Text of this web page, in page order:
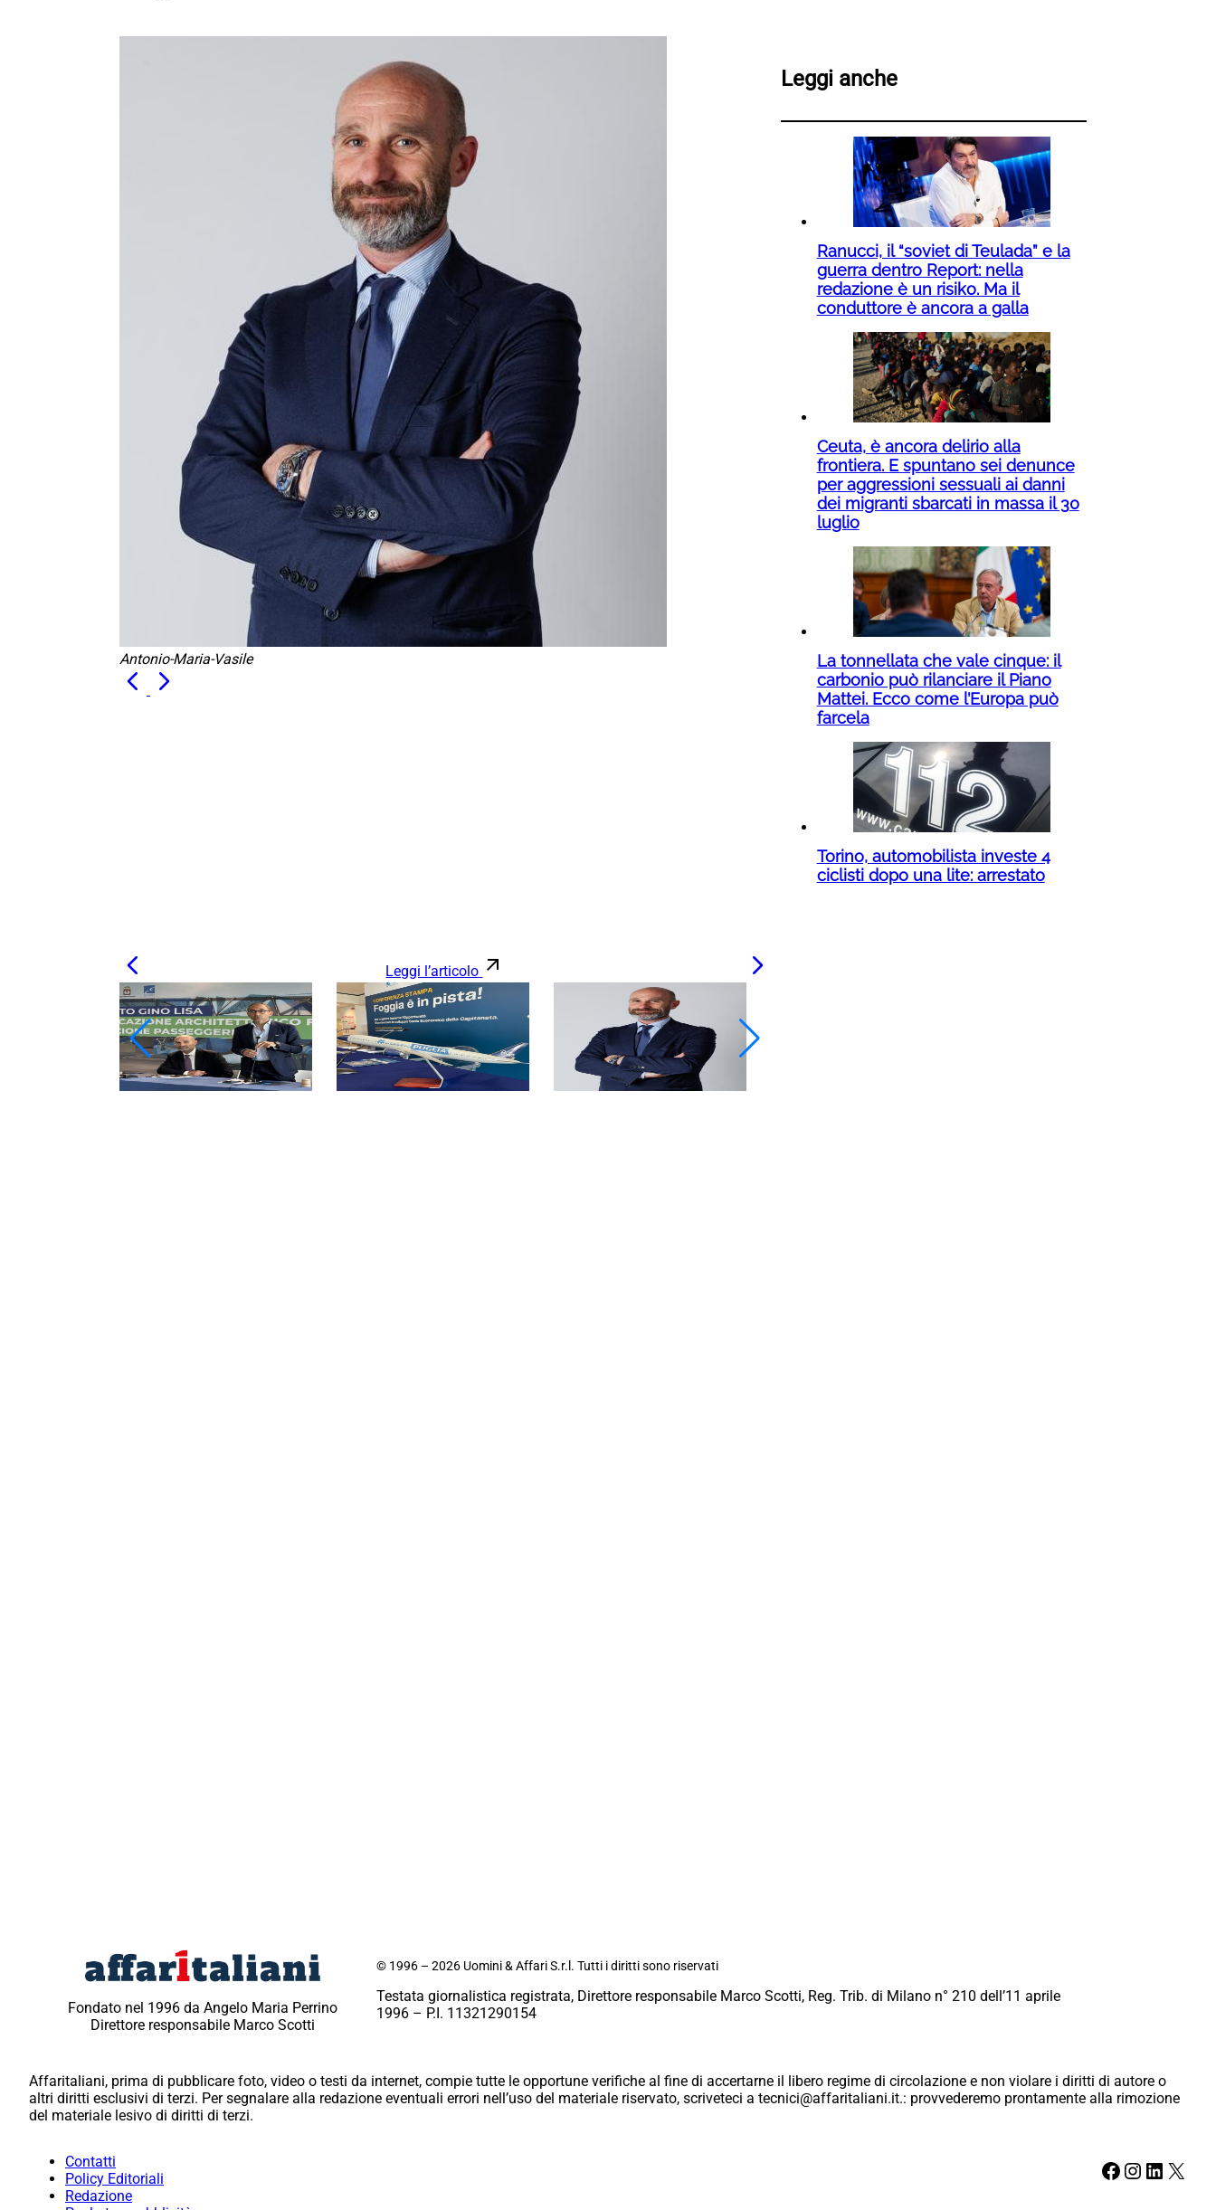
Antonio-Maria-Vasile
Leggi l’articolo
Leggi anche
Ranucci, il “soviet di Teulada” e la
guerra dentro Report: nella
redazione è un risiko. Ma il
conduttore è ancora a galla
Ceuta, è ancora delirio alla
frontiera. E spuntano sei denunce
per aggressioni sessuali ai danni
dei migranti sbarcati in massa il 30
luglio
La tonnellata che vale cinque: il
carbonio può rilanciare il Piano
Mattei. Ecco come l’Europa può
farcela
Torino, automobilista investe 4
ciclisti dopo una lite: arrestato
Fondato nel 1996 da Angelo Maria Perrino
Direttore responsabile Marco Scotti
© 1996 – 2026 Uomini & Affari S.r.l. Tutti i diritti sono riservati
Testata giornalistica registrata, Direttore responsabile Marco Scotti, Reg. Trib. di Milano n° 210 dell’11 aprile
1996 – P.I. 11321290154
Affaritaliani, prima di pubblicare foto, video o testi da internet, compie tutte le opportune verifiche al fine di accertarne il libero regime di circolazione e non violare i diritti di autore o
altri diritti esclusivi di terzi. Per segnalare alla redazione eventuali errori nell’uso del materiale riservato, scriveteci a tecnici@affaritaliani.it.: provvederemo prontamente alla rimozione
del materiale lesivo di diritti di terzi.
Contatti
Policy Editoriali
Redazione
Facebook Instagram LinkedIn X